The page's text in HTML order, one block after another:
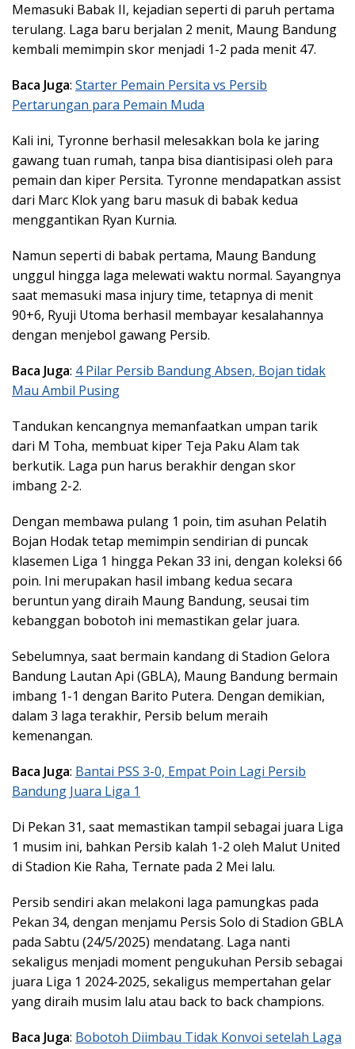
Memasuki Babak II, kejadian seperti di paruh pertama
terulang. Laga baru berjalan 2 menit, Maung Bandung
kembali memimpin skor menjadi 1-2 pada menit 47.
Baca Juga: Starter Pemain Persita vs Persib
Pertarungan para Pemain Muda
Kali ini, Tyronne berhasil melesakkan bola ke jaring
gawang tuan rumah, tanpa bisa diantisipasi oleh para
pemain dan kiper Persita. Tyronne mendapatkan assist
dari Marc Klok yang baru masuk di babak kedua
menggantikan Ryan Kurnia.
Namun seperti di babak pertama, Maung Bandung
unggul hingga laga melewati waktu normal. Sayangnya
saat memasuki masa injury time, tetapnya di menit
90+6, Ryuji Utoma berhasil membayar kesalahannya
dengan menjebol gawang Persib.
Baca Juga: 4 Pilar Persib Bandung Absen, Bojan tidak
Mau Ambil Pusing
Tandukan kencangnya memanfaatkan umpan tarik
dari M Toha, membuat kiper Teja Paku Alam tak
berkutik. Laga pun harus berakhir dengan skor
imbang 2-2.
Dengan membawa pulang 1 poin, tim asuhan Pelatih
Bojan Hodak tetap memimpin sendirian di puncak
klasemen Liga 1 hingga Pekan 33 ini, dengan koleksi 66
poin. Ini merupakan hasil imbang kedua secara
beruntun yang diraih Maung Bandung, seusai tim
kebanggan bobotoh ini memastikan gelar juara.
Sebelumnya, saat bermain kandang di Stadion Gelora
Bandung Lautan Api (GBLA), Maung Bandung bermain
imbang 1-1 dengan Barito Putera. Dengan demikian,
dalam 3 laga terakhir, Persib belum meraih
kemenangan.
Baca Juga: Bantai PSS 3-0, Empat Poin Lagi Persib
Bandung Juara Liga 1
Di Pekan 31, saat memastikan tampil sebagai juara Liga
1 musim ini, bahkan Persib kalah 1-2 oleh Malut United
di Stadion Kie Raha, Ternate pada 2 Mei lalu.
Persib sendiri akan melakoni laga pamungkas pada
Pekan 34, dengan menjamu Persis Solo di Stadion GBLA
pada Sabtu (24/5/2025) mendatang. Laga nanti
sekaligus menjadi moment pengukuhan Persib sebagai
juara Liga 1 2024-2025, sekaligus mempertahan gelar
yang diraih musim lalu atau back to back champions.
Baca Juga: Bobotoh Diimbau Tidak Konvoi setelah Laga